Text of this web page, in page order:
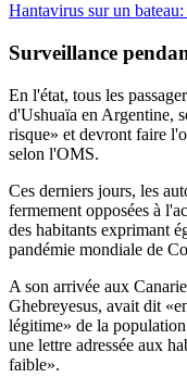
Hantavirus sur un
Surveillance
En l'état, tous les
d'Ushuaïa en Argentine,
risque» et devront faire
selon l'OMS.
Ces derniers jours, les
fermement opposées à
des habitants exprimant
pandémie mondiale de
A son arrivée aux
Ghebreyesus, avait dit
légitime» de la
une lettre adressée aux
faible».